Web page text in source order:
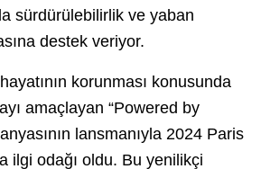
sürdürülebilirlik ve yaban
destek veriyor.
korunması konusunda
amaçlayan “Powered by
lansmanıyla 2024 Paris
ilgi odağı oldu. Bu yenilikçi